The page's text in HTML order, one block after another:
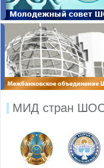
МИД стран